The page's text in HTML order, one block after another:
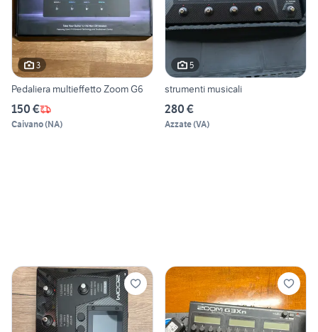
3
Pedaliera multieffetto Zoom G6
150 €
Caivano(NA)
5
strumenti musicali
280 €
Azzate(VA)